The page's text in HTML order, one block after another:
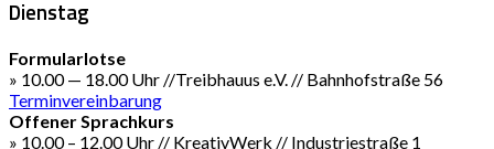
Dienstag
Formularlotse
» 10.00 — 18.00 Uhr //Treibhauus e.V. // Bahnhofstraße 56
Terminvereinbarung
Offener Sprachkurs
» 10.00 – 12.00 Uhr // KreativWerk // Industriestraße 1